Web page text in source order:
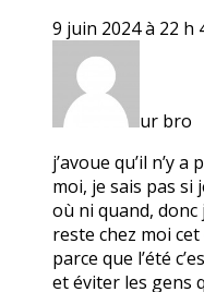
9 juin 2024 à 22 h
ur bro
j’avoue qu’il n’y
moi, je sais pas si
où ni quand,
reste chez moi
parce que l’été
et éviter les gens